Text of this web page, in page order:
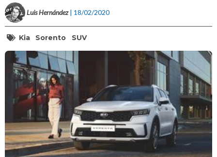
Luis Hernández | 18/02/2020
Kia Sorento SUV